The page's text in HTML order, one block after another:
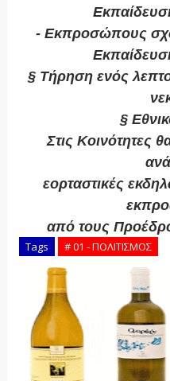
- Εκπροσώπους
§ Τήρηση ενός
§
Στις Κοινότητες
εορταστικές
από τους
Tags # 01 - ΠΟΛΙΤΙΣΜΟΣ